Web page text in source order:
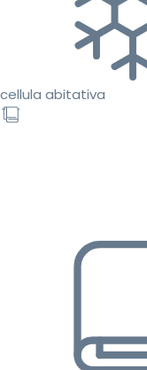
cellula abitativa